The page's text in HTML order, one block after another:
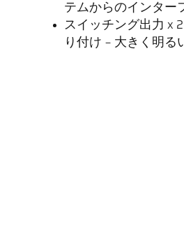
テムからのインター
スイッチング出力 x
り付け - 大きく明る